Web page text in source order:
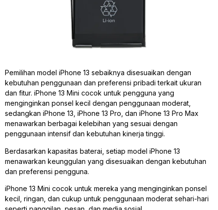
Pemilihan model iPhone 13 sebaiknya disesuaikan dengan
kebutuhan penggunaan dan preferensi pribadi terkait ukuran
dan fitur. iPhone 13 Mini cocok untuk pengguna yang
menginginkan ponsel kecil dengan penggunaan moderat,
sedangkan iPhone 13, iPhone 13 Pro, dan iPhone 13 Pro Max
menawarkan berbagai kelebihan yang sesuai dengan
penggunaan intensif dan kebutuhan kinerja tinggi.
Berdasarkan kapasitas baterai, setiap model iPhone 13
menawarkan keunggulan yang disesuaikan dengan kebutuhan
dan preferensi pengguna.
iPhone 13 Mini cocok untuk mereka yang menginginkan ponsel
kecil, ringan, dan cukup untuk penggunaan moderat sehari-hari